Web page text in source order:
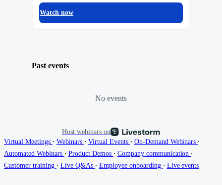
Watch now
Past events
No events
Host webinars on
Virtual Meetings ∙ Webinars ∙ Virtual Events ∙ On-Demand Webinars ∙
Automated Webinars ∙ Product Demos ∙ Company communication ∙
Customer training ∙ Live Q&As ∙ Employee onboarding ∙ Live events